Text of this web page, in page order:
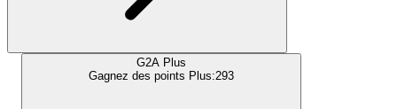
G2A Plus
Gagnez des points Plus:293